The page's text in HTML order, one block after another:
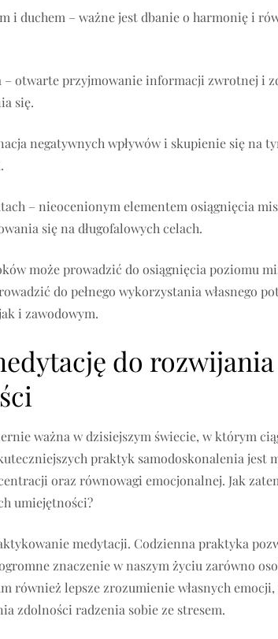
i duchem – ważne jest dbanie o harmonię i
– otwarte przyjmowanie informacji zwrotnej i
się.
negatywnych wpływów i skupienie się na
– nieocenionym elementem osiągnięcia
się na długofalowych celach.
może prowadzić do osiągnięcia poziomu
do pełnego wykorzystania własnego
i zawodowym.
do
ważna w dzisiejszym świecie, w którym
praktyk samodoskonalenia jest
oraz równowagi emocjonalnej. Jak
umiejętności?
medytacji. Codzienna praktyka
znaczenie w naszym życiu zarówno
również lepsze zrozumienie własnych
zdolności radzenia sobie ze stresem.